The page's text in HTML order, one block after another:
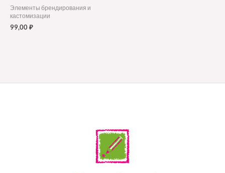
Элементы брендирования и
кастомизации
99,00₽